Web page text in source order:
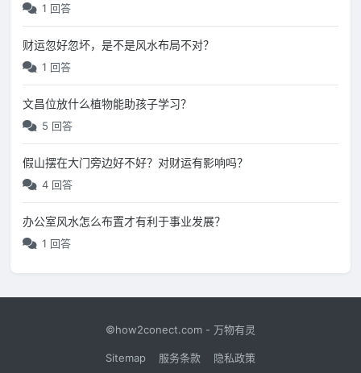
1 回答
财运忽好忽坏，是不是风水布局不对？
1 回答
文昌位放什么植物能助孩子学习？
5 回答
假山摆在大门旁边好不好？对财运有影响吗？
4 回答
办公室风水怎么布置才有利于事业发展？
1 回答
©how2conect.com - 万物有灵
Sitemap 服务条款 隐私政策